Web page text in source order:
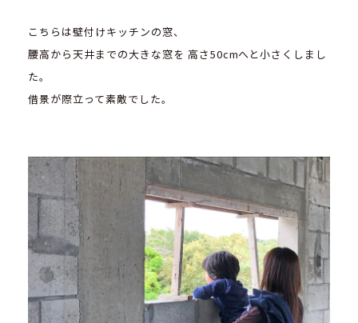
こちらは壁付けキッチンの窓、
腰高から天井までの大きな窓を 高さ50cmへと小さくしまし
た。
借景が際立って素敵でした。